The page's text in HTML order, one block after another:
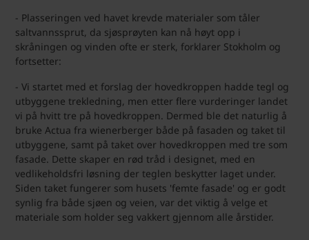
- Plasseringen ved havet krevde materialer som tåler
saltvannssprut, da sjøsprøyten kan nå høyt opp i
skråningen og vinden ofte er sterk, forklarer Stokholm og
fortsetter:
- Vi startet med et forslag der hovedkroppen hadde tegl og
utbyggene trekledning, men etter flere vurderinger landet
vi på hvitt tre på hovedkroppen. Dermed ble det naturlig å
bruke Actua fra wienerberger både på fasaden og taket til
utbyggene, samt på taket over hovedkroppen med tre som
fasade. Dette skaper en rød tråd i designet, med en
vedlikeholdsfri løsning der teglen beskytter laget under.
Siden taket fungerer som husets 'femte fasade' og er godt
synlig fra både sjøen og veien, var det viktig å velge et
materiale som holder seg vakkert gjennom alle årstider.